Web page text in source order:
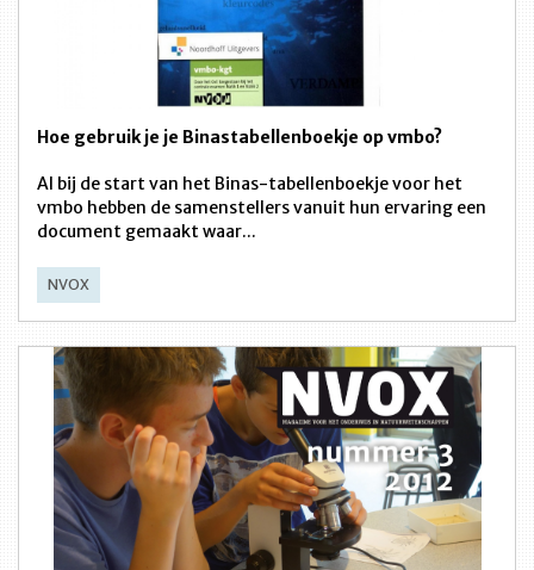
Hoe gebruik je je Binastabellenboekje op vmbo?
Al bij de start van het Binas-tabellenboekje voor het
vmbo hebben de samenstellers vanuit hun ervaring een
document gemaakt waar...
NVOX